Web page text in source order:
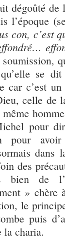
dégoûté
l’époque
con, c’est
se
car c’est
celle de
pour
pour
dans
des
bien de
» chère
le
puis
la charia.